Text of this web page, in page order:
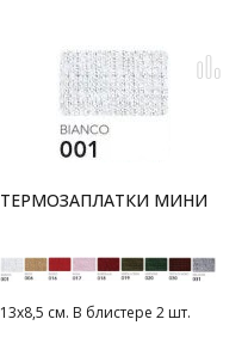
ТЕРМОЗАПЛАТКИ МИНИ
13х8,5 см. В блистере 2 шт.